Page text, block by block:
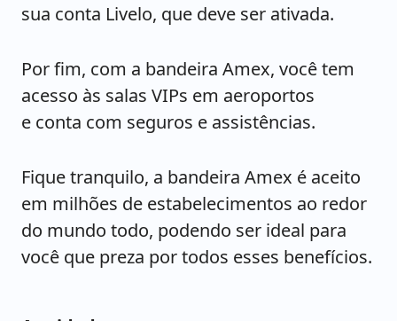
sua conta Livelo, que deve ser ativada.
Por fim, com a bandeira Amex, você tem
acesso às salas VIPs em aeroportos
e conta com seguros e assistências.
Fique tranquilo, a bandeira Amex é aceito
em milhões de estabelecimentos ao redor
do mundo todo, podendo ser ideal para
você que preza por todos esses benefícios.